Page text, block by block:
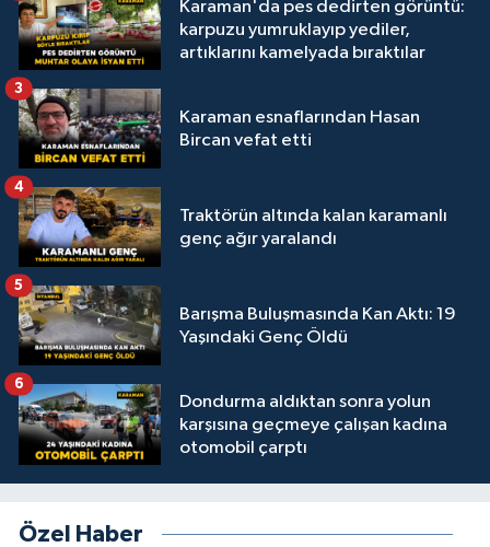
Karaman'da pes dedirten görüntü:
karpuzu yumruklayıp yediler,
artıklarını kamelyada bıraktılar
Karaman esnaflarından Hasan
Bircan vefat etti
3
Traktörün altında kalan karamanlı
genç ağır yaralandı
4
Barışma Buluşmasında Kan Aktı: 19
Yaşındaki Genç Öldü
5
Dondurma aldıktan sonra yolun
karşısına geçmeye çalışan kadına
otomobil çarptı
6
Özel Haber